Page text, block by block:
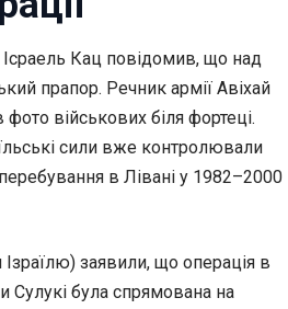
Ісраель Кац повідомив, що над
прапор. Речник армії Авіхай
військових біля фортеці.
сили вже контролювали
в Лівані у 1982–2000
заявили, що операція в
Сулукі була спрямована на